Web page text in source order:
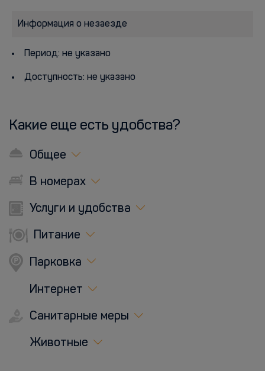
Информация о незаезде
Период: не указано
Доступность: не указано
Какие еще есть удобства?
Общее
В номерах
Услуги и удобства
Питание
Парковка
Интернет
Санитарные меры
Животные